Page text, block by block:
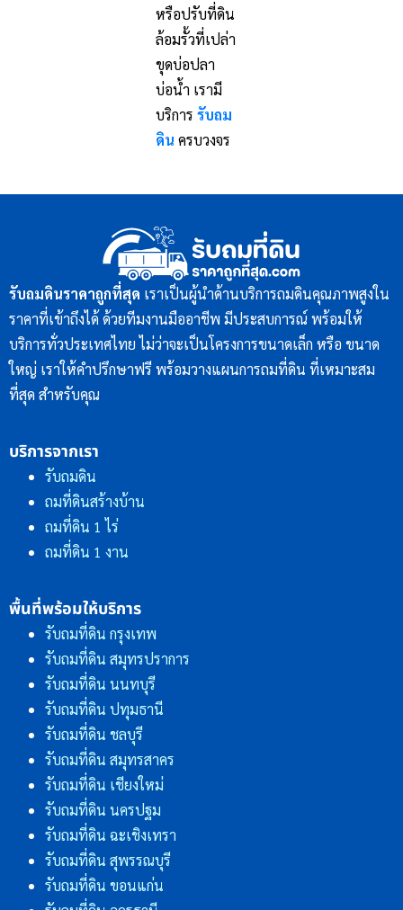
หรือปรับที่ดิน
ล้อมรั้วที่เปล่า
ขุดบ่อปลา
บ่อน้ำ เรามี
บริการ รับถม
ดิน ครบวงจร
รับถมดินราคาถูกที่สุด เราเป็นผู้นำด้านบริการถมดินคุณภาพสูงใน
ราคาที่เข้าถึงได้ ด้วยทีมงานมืออาชีพ มีประสบการณ์ พร้อมให้
บริการทั่วประเทศไทย ไม่ว่าจะเป็นโครงการขนาดเล็ก หรือ ขนาด
ใหญ่ เราให้คำปรึกษาฟรี พร้อมวางแผนการถมที่ดิน ที่เหมาะสม
ที่สุด สำหรับคุณ
บริการจากเรา
รับถมดิน
ถมที่ดินสร้างบ้าน
ถมที่ดิน 1 ไร่
ถมที่ดิน 1 งาน
พื้นที่พร้อมให้บริการ
รับถมที่ดิน กรุงเทพ
รับถมที่ดิน สมุทรปราการ
รับถมที่ดิน นนทบุรี
รับถมที่ดิน ปทุมธานี
รับถมที่ดิน ชลบุรี
รับถมที่ดิน สมุทรสาคร
รับถมที่ดิน เชียงใหม่
รับถมที่ดิน นครปฐม
รับถมที่ดิน ฉะเชิงเทรา
รับถมที่ดิน สุพรรณบุรี
รับถมที่ดิน ขอนแก่น